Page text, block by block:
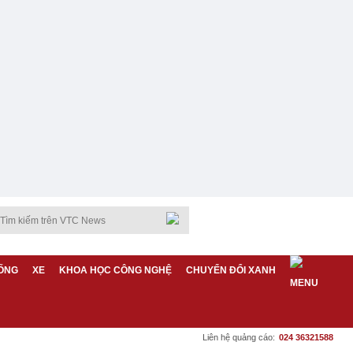
XE KHOA HỌC CÔNG NGHỆ CHUYỂN ĐỔI XANH
Liên hệ quảng cáo: 024 36321588